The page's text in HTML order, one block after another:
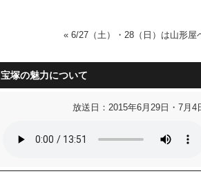
« 6/27（土）・28（日）は山形屋
宝塚の魅力について
放送日：2015年6月29日・7月4